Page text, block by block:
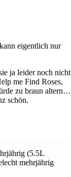
eigentlich nur
ja leider noch nicht
me Find Roses,
zu braun altern…
schön.
(5.5L
mehrjährig